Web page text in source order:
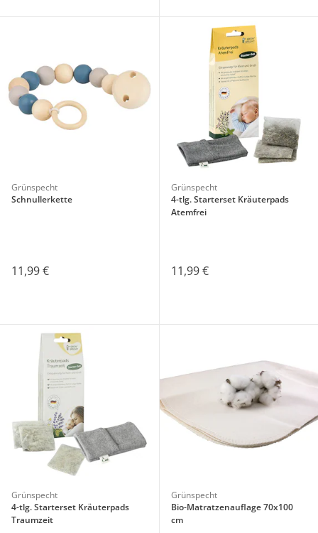
Grünspecht
Schnullerkette
11,99 €
Grünspecht
4-tlg. Starterset Kräuterpads
Atemfrei
11,99 €
Grünspecht
4-tlg. Starterset Kräuterpads
Traumzeit
Grünspecht
Bio-Matratzenauflage 70x100
cm